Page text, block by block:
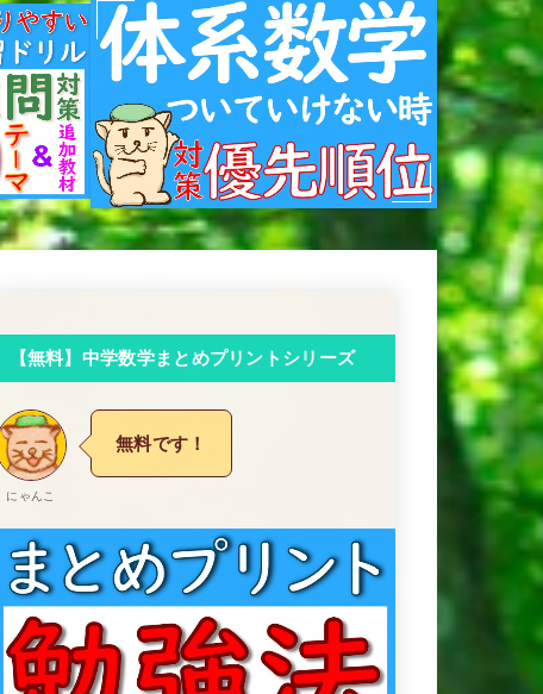
【無料】中学数学まとめプリントシリーズ
にゃんこ
無料です！